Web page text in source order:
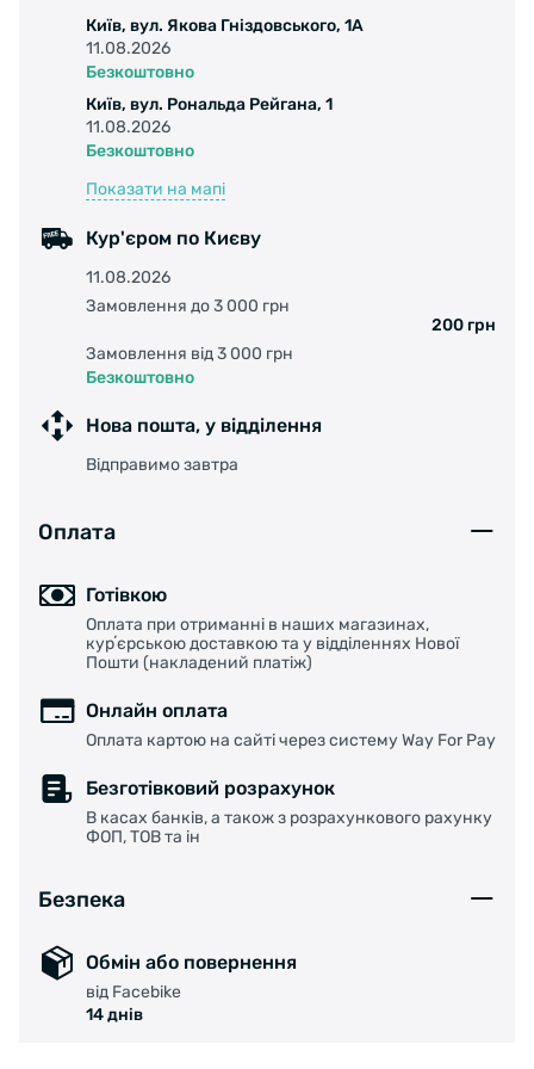
Каркас и шасси разработаны для того, чтобы
выдерживать высокие нагрузки во время
исполнения обычных элементов фристайла
или преодоления городских препятствий.
из двух частей: вентилируемый в нижней
части и подошве, а в верхней оборудован
авто-застежкой с пружинным механизмом.
Под каблуком есть амортизатор для более
комфортной езды, а в открытой боковой части
находится съемный протектор, который
выполнена методом литья под давлением из
один ряд. Колеса оснащены полой осью для
снижения общего веса. Шасси регулируется
как в поперечном, так и в продольном
направлении.
Характеристики:
Материал каркаса: Полиэтиленовый, из двух
составных частей;
Київ, вул. Якова Гніздовського, 1А
11.08.2026
Безкоштовно
Київ, вул. Рональда Рейгана, 1
11.08.2026
Безкоштовно
Показати на мапі
Кур'єром по Києву
11.08.2026
Замовлення до 3 000 грн
200 грн
Замовлення від 3 000 грн
Безкоштовно
Нова пошта, у відділення
Відправимо завтра
Оплата
Готівкою
Оплата при отриманні в наших магазинах,
курʼєрською доставкою та у відділеннях Нової
Пошти (накладений платіж)
Онлайн оплата
Оплата картою на сайті через систему Way For Pay
Безготівковий розрахунок
В касах банків, а також з розрахункового рахунку
ФОП, ТОВ та ін
Безпека
Обмін або повернення
від Facebike
14 днів